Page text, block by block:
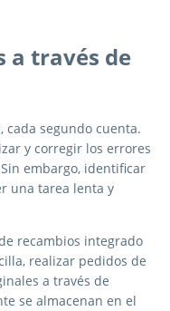
a través de
cada segundo cuenta.
y corregir los errores
embargo, identificar
una tarea lenta y
recambios integrado
realizar pedidos de
a través de
se almacenan en el